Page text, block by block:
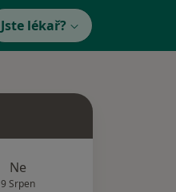
Jste lékař?
Ne
9 Srpen